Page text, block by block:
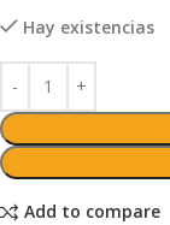
Hay existencias
Add to compare